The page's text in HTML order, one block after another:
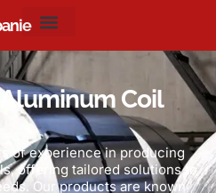
Coil
of experience in producing
,offering tailored solutions to
.Our products are known